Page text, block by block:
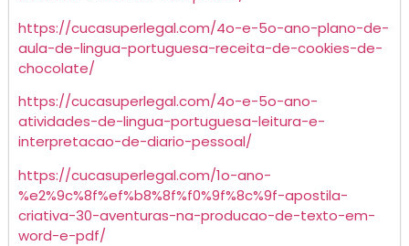
https://cucasuperlegal.com/4o-e-5o-ano-plano-de-
aula-de-lingua-portuguesa-receita-de-cookies-de-
chocolate/
https://cucasuperlegal.com/4o-e-5o-ano-
atividades-de-lingua-portuguesa-leitura-e-
interpretacao-de-diario-pessoal/
https://cucasuperlegal.com/1o-ano-
%e2%9c%8f%ef%b8%8f%f0%9f%8c%9f-apostila-
criativa-30-aventuras-na-producao-de-texto-em-
word-e-pdf/